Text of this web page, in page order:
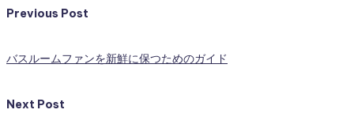
Previous Post
バスルームファンを新鮮に保つためのガイド
Next Post